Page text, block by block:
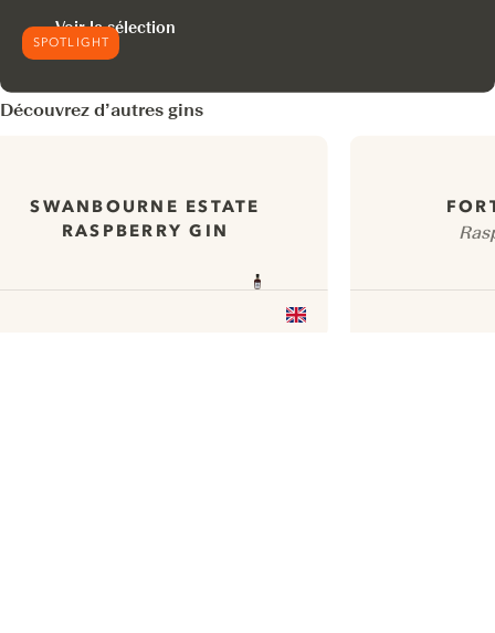
SPOTLIGHT
Voir la sélection
Découvrez d’autres gins
SWANBOURNE ESTATE
RASPBERRY GIN